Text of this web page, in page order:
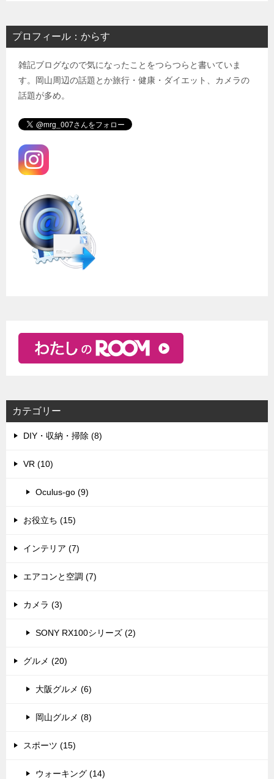
プロフィール：からす
雑記ブログなので気になったことをつらつらと書いていま
す。岡山周辺の話題とか旅行・健康・ダイエット、カメラの
話題が多め。
カテゴリー
DIY・収納・掃除 (8)
VR (10)
Oculus-go (9)
お役立ち (15)
インテリア (7)
エアコンと空調 (7)
カメラ (3)
SONY RX100シリーズ (2)
グルメ (20)
大阪グルメ (6)
岡山グルメ (8)
スポーツ (15)
ウォーキング (14)